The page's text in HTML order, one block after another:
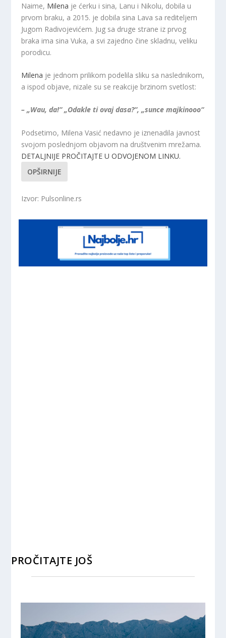
Naime, Milena je ćerku i sina, Lanu i Nikolu, dobila u
prvom braku, a 2015. je dobila sina Lava sa rediteljem
Jugom Radivojevićem. Jug sa druge strane iz prvog
braka ima sina Vuka, a svi zajedno čine skladnu, veliku
porodicu.
Milena je jednom prilikom podelila sliku sa naslednikom,
a ispod objave, nizale su se reakcije brzinom svetlost:
– „Wau, da!“ „Odakle ti ovaj dasa?“, „sunce majkinooo“
Podsetimo, Milena Vasić nedavno je iznenadila javnost
svojom poslednjom objavom na društvenim mrežama.
DETALJNIJE PROČITAJTE U ODVOJENOM LINKU.
OPŠIRNIJE
Izvor: Pulsonline.rs
PROČITAJTE JOŠ